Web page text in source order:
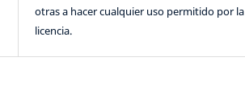
otras a hacer cualquier uso permitido por la
licencia.